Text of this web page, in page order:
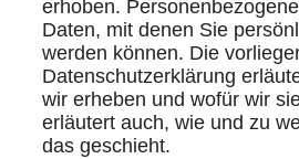
erhoben.
Daten, mit denen Sie
werden können. Die
Datenschutzerklärung
wir erheben und wofür wir
erläutert auch, wie und zu
das geschieht.